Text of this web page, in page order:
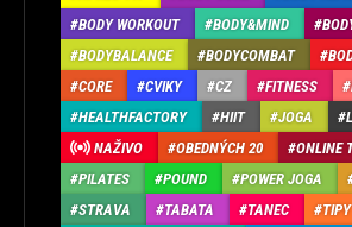
BODY WORKOUT
BODY&MIND
BODYBALANCE
BODYCOMBAT
CORE
CVIKY CZ FITNESS
HEALTHFACTORY
HIIT JOGA
NAŽIVO
OBEDNÝCH 20
ONLINE
PILATES
POUND POWER JOGA
STRAVA
TABATA TANEC
TIPY